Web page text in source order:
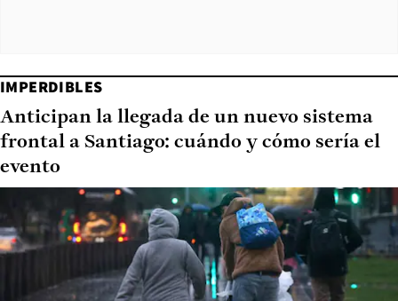
IMPERDIBLES
Anticipan la llegada de un nuevo sistema
frontal a Santiago: cuándo y cómo sería el
evento